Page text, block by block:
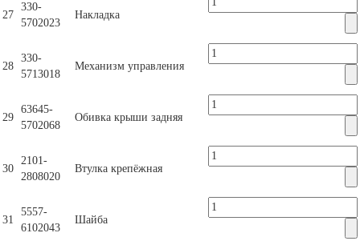
27
330-
5702023
Накладка
28
330-
5713018
Механизм управления
29
63645-
5702068
Обивка крыши задняя
30
2101-
2808020
Втулка крепёжная
31
5557-
6102043
Шайба